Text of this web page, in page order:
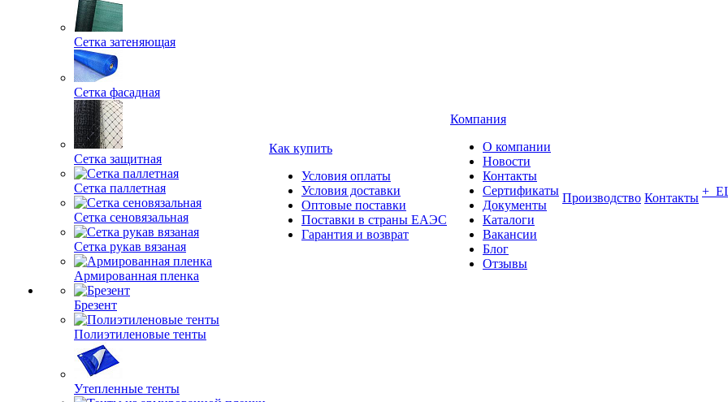
Сетка затеняющая
Сетка фасадная
Сетка защитная
Сетка паллетная
Сетка сеновязальная
Сетка рукав вязаная
Армированная пленка
Брезент
Полиэтиленовые тенты
Утепленные тенты
Как купить
Условия оплаты
Условия доставки
Оптовые поставки
Поставки в страны ЕАЭС
Гарантия и возврат
Компания
О компании
Новости
Контакты
Сертификаты
Документы
Каталоги
Вакансии
Блог
Отзывы
Производство Контакты +